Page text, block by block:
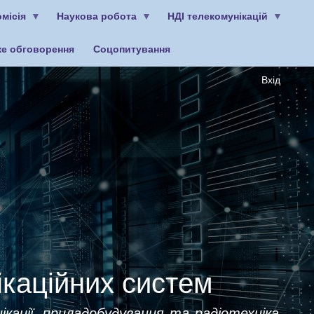
Наукова робота НДІ телекомунікацій
обговорення Соцопитування
Вхід
систем